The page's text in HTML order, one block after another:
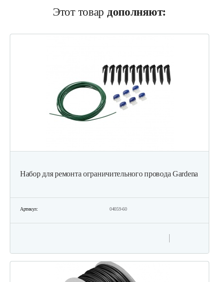
88 руб
Зарядное устройство Stiga SFC 80 AE
Быстрое зарядное устройство…
160 руб
Этот товар дополняют:
Набор для ремонта ограничительного провода Gardena
Артикул: 04059-60